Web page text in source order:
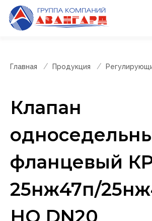
Главная Продукция
Клапан
фланцевый
25нж47п/
НО DN20